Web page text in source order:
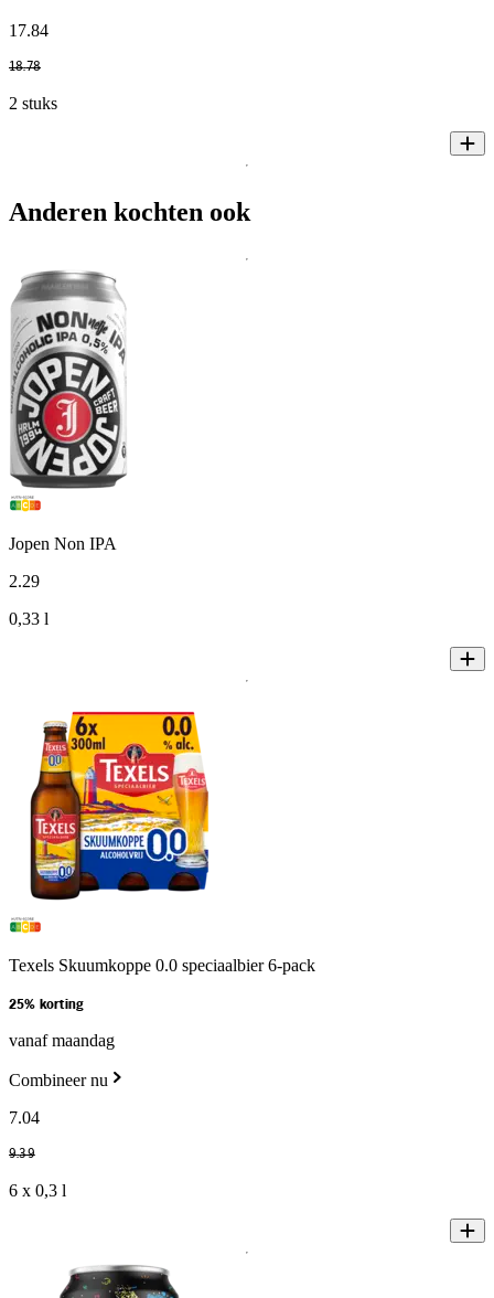
17.84
18.78
2 stuks
Anderen kochten ook
Jopen Non IPA
2.29
0,33 l
Texels Skuumkoppe 0.0 speciaalbier 6-pack
25% korting
vanaf maandag
Combineer nu
7.04
9.39
6 x 0,3 l